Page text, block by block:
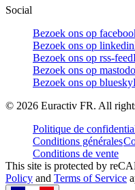
Social
Bezoek ons op
Bezoek ons op linkedin
Bezoek ons op rss-feed
Bezoek ons op
Bezoek ons op bluesky
© 2026 Euractiv FR. All
Politique de
Conditions générales
Conditions de vente
This site is protected by
Policy and Terms of Service